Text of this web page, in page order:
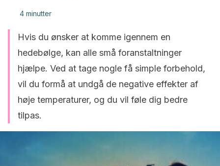
4 minutter
Hvis du ønsker at komme igennem en
hedebølge, kan alle små foranstaltninger
hjælpe. Ved at tage nogle få simple forbehold,
vil du formå at undgå de negative effekter af
høje temperaturer, og du vil føle dig bedre
tilpas.